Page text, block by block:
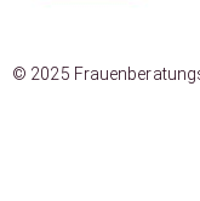
© 2025